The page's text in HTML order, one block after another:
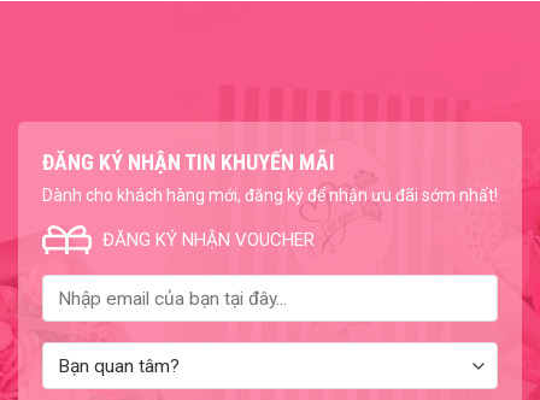
ĐĂNG KÝ NHẬN TIN KHUYẾN MÃI
Dành cho khách hàng mới, đăng ký để nhận ưu đãi sớm nhất!
ĐĂNG KÝ NHẬN VOUCHER